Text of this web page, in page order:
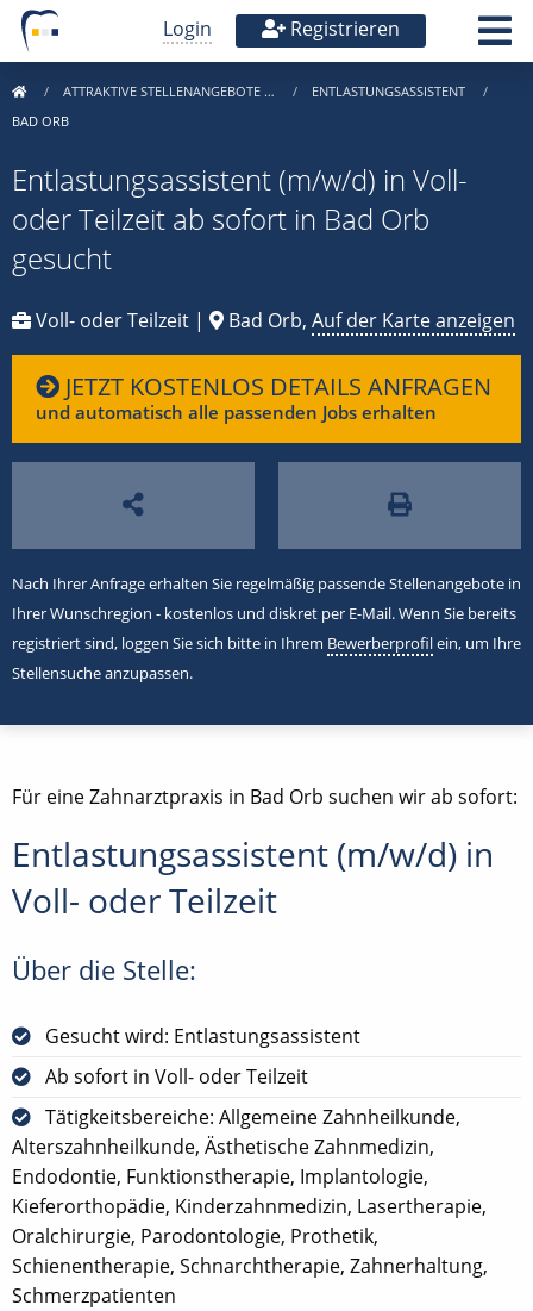
Login Registrieren
ATTRAKTIVE STELLENANGEBOTE …
ENTLASTUNGSASSISTENT
BAD ORB
Entlastungsassistent (m/w/d) in Voll-
oder Teilzeit ab sofort in Bad Orb
gesucht
Voll- oder Teilzeit | Bad Orb, Auf der Karte anzeigen
JETZT KOSTENLOS DETAILS ANFRAGEN
und automatisch alle passenden Jobs erhalten
Nach Ihrer Anfrage erhalten Sie regelmäßig passende Stellenangebote in
Ihrer Wunschregion - kostenlos und diskret per E-Mail. Wenn Sie bereits
registriert sind, loggen Sie sich bitte in Ihrem Bewerberprofilein, um Ihre
Stellensuche anzupassen.
Für eine Zahnarztpraxis in Bad Orb suchen wir ab sofort:
Entlastungsassistent (m/w/d) in
Voll- oder Teilzeit
Über die Stelle:
Gesucht wird: Entlastungsassistent
Ab sofort in Voll- oder Teilzeit
Tätigkeitsbereiche: Allgemeine Zahnheilkunde,
Alterszahnheilkunde, Ästhetische Zahnmedizin,
Endodontie, Funktionstherapie, Implantologie,
Kieferorthopädie, Kinderzahnmedizin, Lasertherapie,
Oralchirurgie, Parodontologie, Prothetik,
Schienentherapie, Schnarchtherapie, Zahnerhaltung,
Schmerzpatienten